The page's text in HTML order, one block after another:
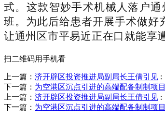
式。这款智妙手术机械人落户
班。为此后给患者开展手术做好
让通州区市平易近正在口就能享
扫二维码用手机看
上一篇： 济开辟区投资推进局副局长王倩引见 :
下一篇： 为空港区沉点引进的高端配备制制项目
上一篇： 济开辟区投资推进局副局长王倩引见 :
下一篇： 为空港区沉点引进的高端配备制制项目